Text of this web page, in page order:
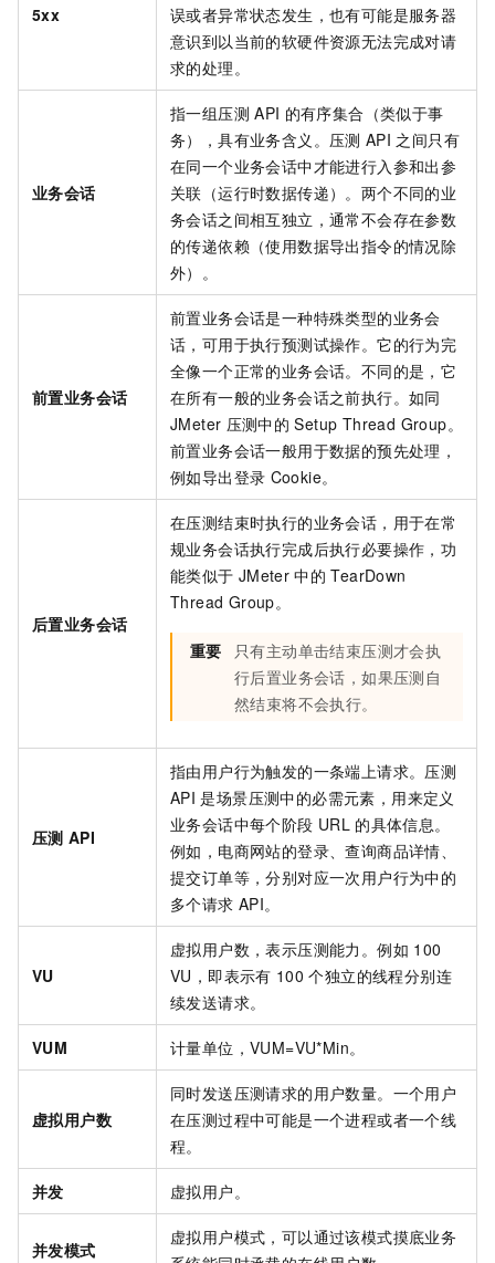
5xx
误或者异常状态发生，也有可能是服务器
意识到以当前的软硬件资源无法完成对请
求的处理。
业务会话
指一组压测 API 的有序集合（类似于事
务），具有业务含义。压测 API 之间只有
在同一个业务会话中才能进行入参和出参
关联（运行时数据传递）。两个不同的业
务会话之间相互独立，通常不会存在参数
的传递依赖（使用数据导出指令的情况除
外）。
前置业务会话
前置业务会话是一种特殊类型的业务会
话，可用于执行预测试操作。它的行为完
全像一个正常的业务会话。不同的是，它
在所有一般的业务会话之前执行。如同
JMeter 压测中的 Setup Thread Group。
前置业务会话一般用于数据的预先处理，
例如导出登录 Cookie。
后置业务会话
在压测结束时执行的业务会话，用于在常
规业务会话执行完成后执行必要操作，功
能类似于 JMeter 中的 TearDown
Thread Group。
重要
只有主动单击结束压测才会执
行后置业务会话，如果压测自
然结束将不会执行。
压测 API
指由用户行为触发的一条端上请求。压测
API 是场景压测中的必需元素，用来定义
业务会话中每个阶段 URL 的具体信息。
例如，电商网站的登录、查询商品详情、
提交订单等，分别对应一次用户行为中的
多个请求 API。
VU
虚拟用户数，表示压测能力。例如 100
VU，即表示有 100 个独立的线程分别连
续发送请求。
VUM 计量单位，VUM=VU*Min。
虚拟用户数
同时发送压测请求的用户数量。一个用户
在压测过程中可能是一个进程或者一个线
程。
并发 虚拟用户。
并发模式
虚拟用户模式，可以通过该模式摸底业务